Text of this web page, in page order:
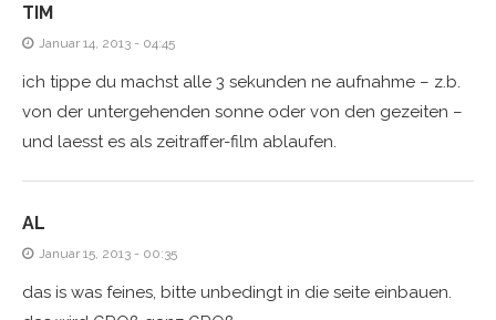
TIM
Januar 14, 2013 - 04:45
ich tippe du machst alle 3 sekunden ne aufnahme – z.b.
von der untergehenden sonne oder von den gezeiten –
und laesst es als zeitraffer-film ablaufen.
AL
Januar 15, 2013 - 00:35
das is was feines, bitte unbedingt in die seite einbauen.